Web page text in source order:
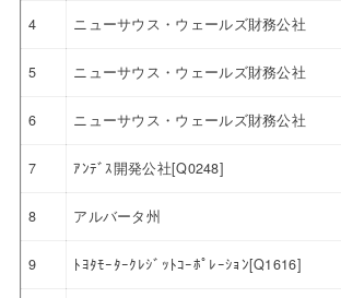
4 ニューサウス・ウェールズ財務公社
5 ニューサウス・ウェールズ財務公社
6 ニューサウス・ウェールズ財務公社
7 ｱﾝﾃﾞｽ開発公社[Q0248]
8 アルバータ州
9 ﾄﾖﾀﾓｰﾀｰｸﾚｼﾞｯﾄｺｰﾎﾟﾚｰｼｮﾝ[Q1616]